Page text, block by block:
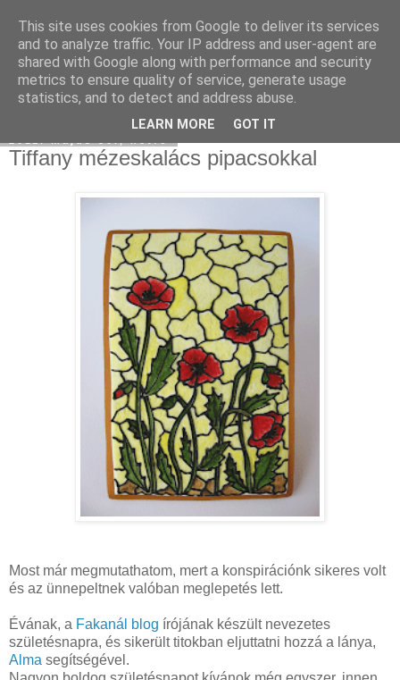
Moha Konyha
Tiffany mézeskalács pipacsokkal
Most már megmutathatom, mert a konspirációnk sikeres volt
és az ünnepeltnek valóban meglepetés lett.
Évának, a Fakanál blog írójának készült nevezetes
születésnapra, és sikerült titokban eljuttatni hozzá a lánya,
Alma segítségével.
This site uses cookies from Google to deliver its services
and to analyze traffic. Your IP address and user-agent are
shared with Google along with performance and security
metrics to ensure quality of service, generate usage
statistics, and to detect and address abuse.
LEARN MORE GOT IT